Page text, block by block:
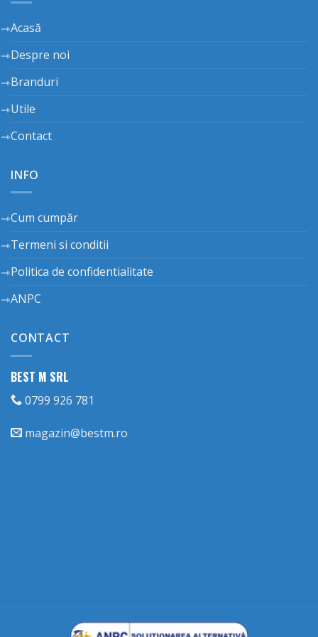
Acasă
Despre noi
Branduri
Utile
Contact
INFO
Cum cumpăr
Termeni si conditii
Politica de confidentialitate
ANPC
CONTACT
BEST M SRL
0799 926 781
magazin@bestm.ro